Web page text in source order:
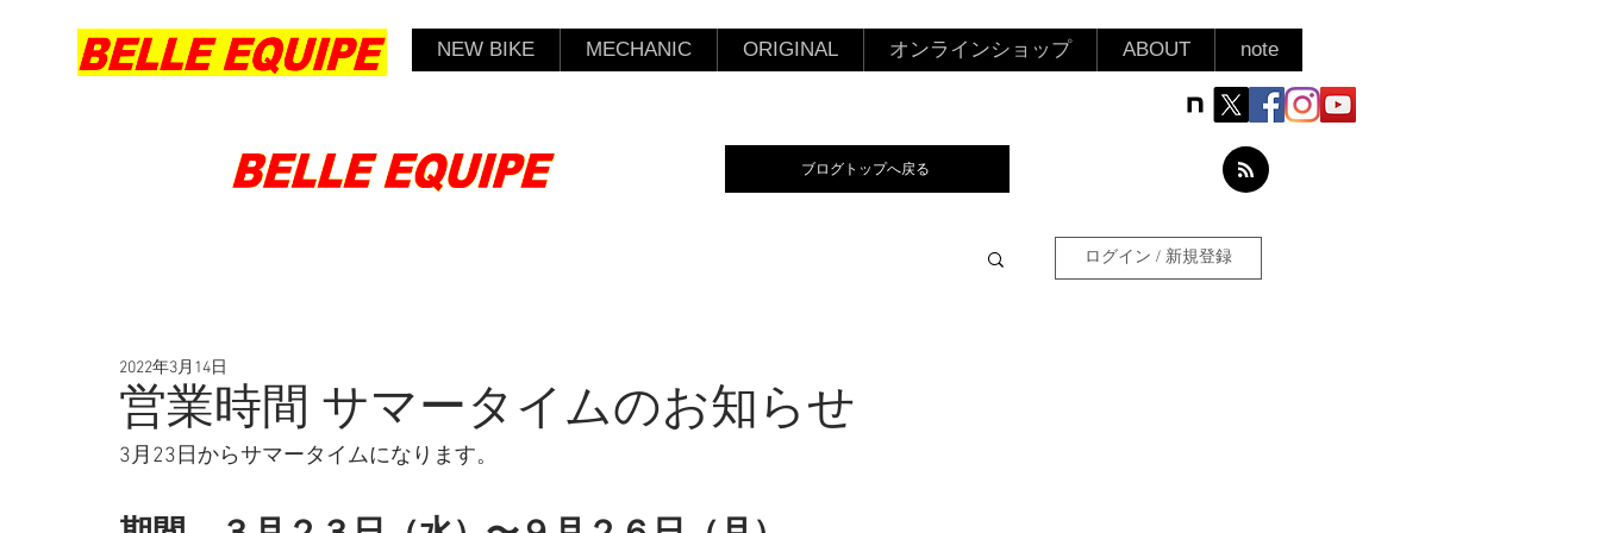
NEW BIKE MECHANIC ORIGINAL オンラインショップ ABOUT note
ブログトップへ戻る
ログイン / 新規登録
営業時間 サマータイムのお知らせ
2022年3月14日
3月23日からサマータイムになります。